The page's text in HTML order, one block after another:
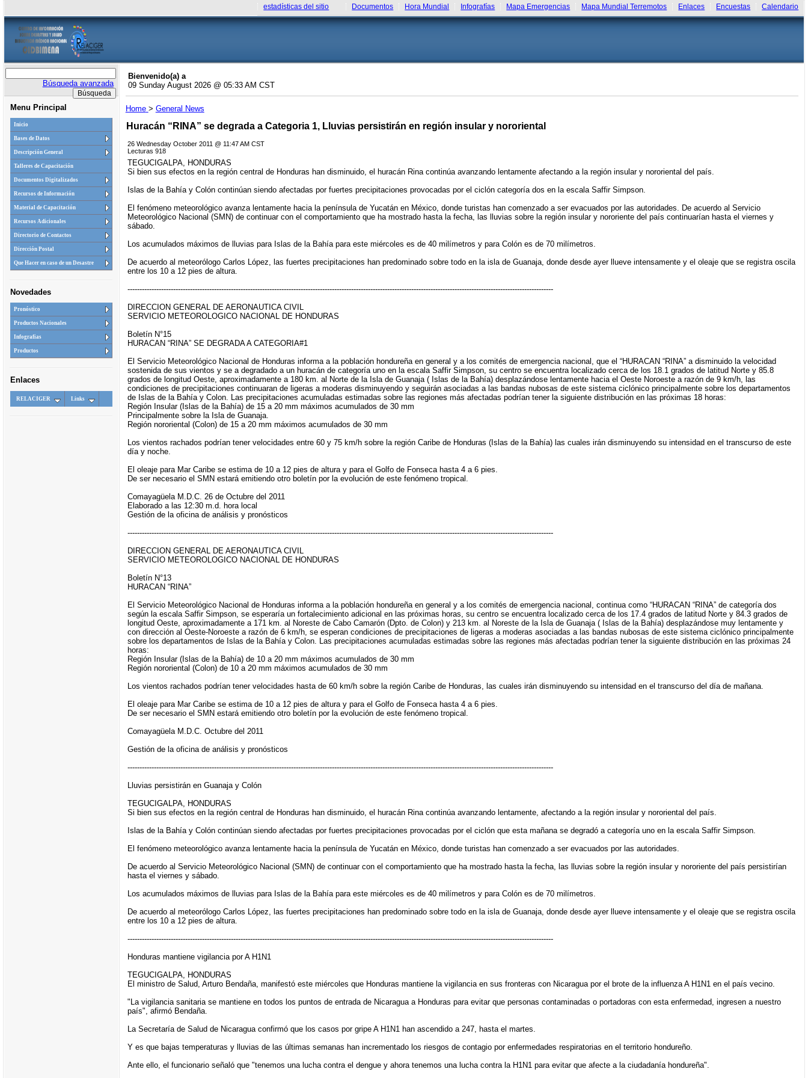
estadísticas del sitio Documentos Hora Mundial Infografías Mapa Emergencias Mapa Mundial Terremotos Enlaces Encuestas Calendario
Búsqueda avanzada
Menu Principal
Inicio
Bases de Datos
Descripción General
Talleres de Capacitación
Documentos Digitalizados
Recursos de Información
Material de Capacitación
Recursos Adicionales
Directorio de Contactos
Dirección Postal
Que Hacer en caso de un Desastre
Novedades
Pronóstico
Productos Nacionales
Infografias
Productos
Enlaces
RELACIGER Links
Bienvenido(a) a
09 Sunday August 2026 @ 05:33 AM CST
Home > General News
Huracán “RINA” se degrada a Categoria 1, Lluvias persistirán en región insular y nororiental
26 Wednesday October 2011 @ 11:47 AM CST
Lecturas 918
TEGUCIGALPA, HONDURAS
Si bien sus efectos en la región central de Honduras han disminuido, el huracán Rina continúa avanzando lentamente afectando a la región insular y nororiental del país.
Islas de la Bahía y Colón continúan siendo afectadas por fuertes precipitaciones provocadas por el ciclón categoría dos en la escala Saffir Simpson.
El fenómeno meteorológico avanza lentamente hacia la península de Yucatán en México, donde turistas han comenzado a ser evacuados por las autoridades. De acuerdo al Servicio
Meteorológico Nacional (SMN) de continuar con el comportamiento que ha mostrado hasta la fecha, las lluvias sobre la región insular y nororiente del país continuarían hasta el viernes y
sábado.
Los acumulados máximos de lluvias para Islas de la Bahía para este miércoles es de 40 milímetros y para Colón es de 70 milímetros.
De acuerdo al meteorólogo Carlos López, las fuertes precipitaciones han predominado sobre todo en la isla de Guanaja, donde desde ayer llueve intensamente y el oleaje que se registra oscila
entre los 10 a 12 pies de altura.
---------------------------------------------------------------------------------------------------------------------------------------------------------------------------------
DIRECCION GENERAL DE AERONAUTICA CIVIL
SERVICIO METEOROLOGICO NACIONAL DE HONDURAS
Boletín N°15
HURACAN “RINA” SE DEGRADA A CATEGORIA#1
El Servicio Meteorológico Nacional de Honduras informa a la población hondureña en general y a los comités de emergencia nacional, que el “HURACAN “RINA” a disminuido la velocidad
sostenida de sus vientos y se a degradado a un huracán de categoría uno en la escala Saffir Simpson, su centro se encuentra localizado cerca de los 18.1 grados de latitud Norte y 85.8
grados de longitud Oeste, aproximadamente a 180 km. al Norte de la Isla de Guanaja ( Islas de la Bahía) desplazándose lentamente hacia el Oeste Noroeste a razón de 9 km/h, las
condiciones de precipitaciones continuaran de ligeras a moderas disminuyendo y seguirán asociadas a las bandas nubosas de este sistema ciclónico principalmente sobre los departamentos
de Islas de la Bahía y Colon. Las precipitaciones acumuladas estimadas sobre las regiones más afectadas podrían tener la siguiente distribución en las próximas 18 horas:
Región Insular (Islas de la Bahía) de 15 a 20 mm máximos acumulados de 30 mm
Principalmente sobre la Isla de Guanaja.
Región nororiental (Colon) de 15 a 20 mm máximos acumulados de 30 mm
Los vientos rachados podrían tener velocidades entre 60 y 75 km/h sobre la región Caribe de Honduras (Islas de la Bahía) las cuales irán disminuyendo su intensidad en el transcurso de este
día y noche.
El oleaje para Mar Caribe se estima de 10 a 12 pies de altura y para el Golfo de Fonseca hasta 4 a 6 pies.
De ser necesario el SMN estará emitiendo otro boletín por la evolución de este fenómeno tropical.
Comayagüela M.D.C. 26 de Octubre del 2011
Elaborado a las 12:30 m.d. hora local
Gestión de la oficina de análisis y pronósticos
---------------------------------------------------------------------------------------------------------------------------------------------------------------------------------
DIRECCION GENERAL DE AERONAUTICA CIVIL
SERVICIO METEOROLOGICO NACIONAL DE HONDURAS
Boletín N°13
HURACAN “RINA”
El Servicio Meteorológico Nacional de Honduras informa a la población hondureña en general y a los comités de emergencia nacional, continua como “HURACAN “RINA” de categoría dos
según la escala Saffir Simpson, se esperaría un fortalecimiento adicional en las próximas horas, su centro se encuentra localizado cerca de los 17.4 grados de latitud Norte y 84.3 grados de
longitud Oeste, aproximadamente a 171 km. al Noreste de Cabo Camarón (Dpto. de Colon) y 213 km. al Noreste de la Isla de Guanaja ( Islas de la Bahía) desplazándose muy lentamente y
con dirección al Oeste-Noroeste a razón de 6 km/h, se esperan condiciones de precipitaciones de ligeras a moderas asociadas a las bandas nubosas de este sistema ciclónico principalmente
sobre los departamentos de Islas de la Bahía y Colon. Las precipitaciones acumuladas estimadas sobre las regiones más afectadas podrían tener la siguiente distribución en las próximas 24
horas:
Región Insular (Islas de la Bahía) de 10 a 20 mm máximos acumulados de 30 mm
Región nororiental (Colon) de 10 a 20 mm máximos acumulados de 30 mm
Los vientos rachados podrían tener velocidades hasta de 60 km/h sobre la región Caribe de Honduras, las cuales irán disminuyendo su intensidad en el transcurso del día de mañana.
El oleaje para Mar Caribe se estima de 10 a 12 pies de altura y para el Golfo de Fonseca hasta 4 a 6 pies.
De ser necesario el SMN estará emitiendo otro boletín por la evolución de este fenómeno tropical.
Comayagüela M.D.C. Octubre del 2011
Gestión de la oficina de análisis y pronósticos
---------------------------------------------------------------------------------------------------------------------------------------------------------------------------------
Lluvias persistirán en Guanaja y Colón
TEGUCIGALPA, HONDURAS
Si bien sus efectos en la región central de Honduras han disminuido, el huracán Rina continúa avanzando lentamente, afectando a la región insular y nororiental del país.
Islas de la Bahía y Colón continúan siendo afectadas por fuertes precipitaciones provocadas por el ciclón que esta mañana se degradó a categoría uno en la escala Saffir Simpson.
El fenómeno meteorológico avanza lentamente hacia la península de Yucatán en México, donde turistas han comenzado a ser evacuados por las autoridades.
De acuerdo al Servicio Meteorológico Nacional (SMN) de continuar con el comportamiento que ha mostrado hasta la fecha, las lluvias sobre la región insular y nororiente del país persistirían
hasta el viernes y sábado.
Los acumulados máximos de lluvias para Islas de la Bahía para este miércoles es de 40 milímetros y para Colón es de 70 milímetros.
De acuerdo al meteorólogo Carlos López, las fuertes precipitaciones han predominado sobre todo en la isla de Guanaja, donde desde ayer llueve intensamente y el oleaje que se registra oscila
entre los 10 a 12 pies de altura.
---------------------------------------------------------------------------------------------------------------------------------------------------------------------------------
Honduras mantiene vigilancia por A H1N1
TEGUCIGALPA, HONDURAS
El ministro de Salud, Arturo Bendaña, manifestó este miércoles que Honduras mantiene la vigilancia en sus fronteras con Nicaragua por el brote de la influenza A H1N1 en el país vecino.
"La vigilancia sanitaria se mantiene en todos los puntos de entrada de Nicaragua a Honduras para evitar que personas contaminadas o portadoras con esta enfermedad, ingresen a nuestro
país", afirmó Bendaña.
La Secretaría de Salud de Nicaragua confirmó que los casos por gripe A H1N1 han ascendido a 247, hasta el martes.
Y es que bajas temperaturas y lluvias de las últimas semanas han incrementado los riesgos de contagio por enfermedades respiratorias en el territorio hondureño.
Ante ello, el funcionario señaló que "tenemos una lucha contra el dengue y ahora tenemos una lucha contra la H1N1 para evitar que afecte a la ciudadanía hondureña".